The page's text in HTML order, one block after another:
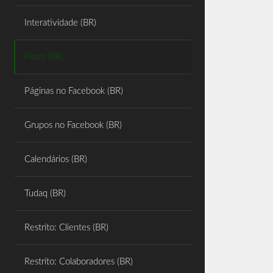
Interatividade (BR)
Posts (BR)
Páginas no Facebook (BR)
Grupos no Facebook (BR)
Calendários (BR)
Tudaq (BR)
Restrito: Clientes (BR)
Restrito: Colaboradores (BR)